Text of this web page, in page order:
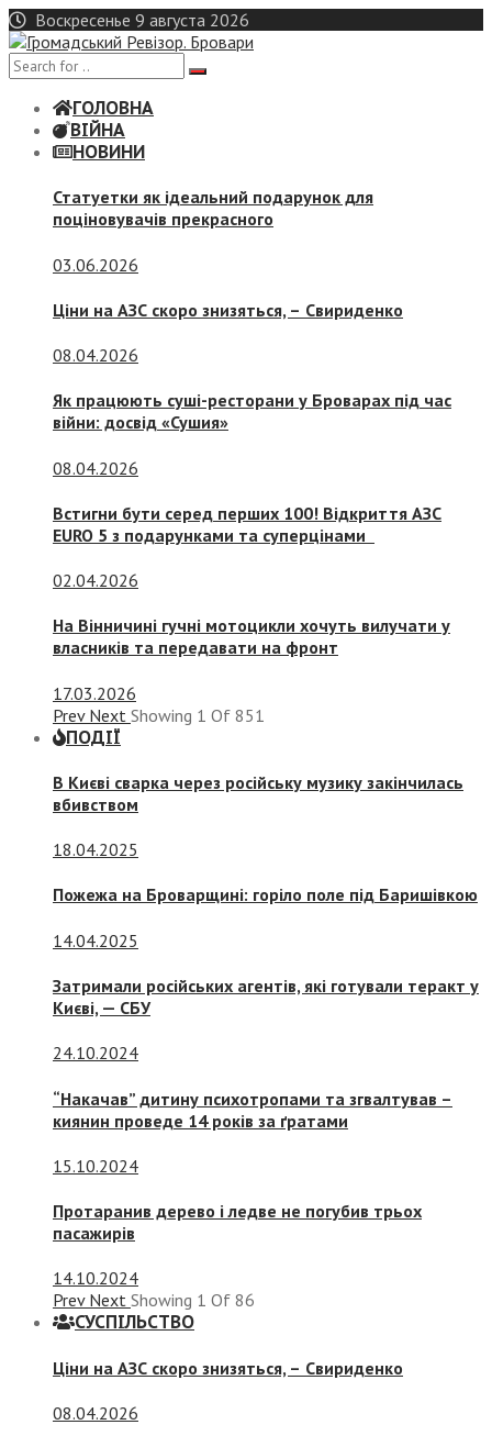
Skip
to
content
Воскресенье 9 августа 2026
ГОЛОВНА
ВІЙНА
НОВИНИ
Статуетки як ідеальний подарунок для
поціновувачів прекрасного
03.06.2026
Ціни на АЗС скоро знизяться, – Свириденко
08.04.2026
Як працюють суші-ресторани у Броварах під час
війни: досвід «Сушия»
08.04.2026
Встигни бути серед перших 100! Відкриття АЗС
EURO 5 з подарунками та суперцінами
02.04.2026
На Вінничині гучні мотоцикли хочуть вилучати у
власників та передавати на фронт
17.03.2026
Prev Next Showing 1 Of 851
ПОДІЇ
В Києві сварка через російську музику закінчилась
вбивством
18.04.2025
Пожежа на Броварщині: горіло поле під Баришівкою
14.04.2025
Затримали російських агентів, які готували теракт у
Києві, — СБУ
24.10.2024
“Накачав” дитину психотропами та згвалтував –
киянин проведе 14 років за ґратами
15.10.2024
Протаранив дерево і ледве не погубив трьох
пасажирів
14.10.2024
Prev Next Showing 1 Of 86
СУСПIЛЬСТВО
Ціни на АЗС скоро знизяться, – Свириденко
08.04.2026